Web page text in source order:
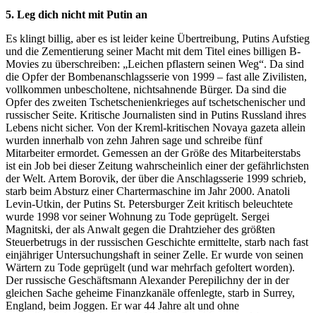
5. Leg dich nicht mit Putin an
Es klingt billig, aber es ist leider keine Übertreibung, Putins Aufstieg
und die Zementierung seiner Macht mit dem Titel eines billigen B-
Movies zu überschreiben: „Leichen pflastern seinen Weg“. Da sind
die Opfer der Bombenanschlagsserie von 1999 – fast alle Zivilisten,
vollkommen unbescholtene, nichtsahnende Bürger. Da sind die
Opfer des zweiten Tschetschenienkrieges auf tschetschenischer und
russischer Seite. Kritische Journalisten sind in Putins Russland ihres
Lebens nicht sicher. Von der Kreml-kritischen Novaya gazeta allein
wurden innerhalb von zehn Jahren sage und schreibe fünf
Mitarbeiter ermordet. Gemessen an der Größe des Mitarbeiterstabs
ist ein Job bei dieser Zeitung wahrscheinlich einer der gefährlichsten
der Welt. Artem Borovik, der über die Anschlagsserie 1999 schrieb,
starb beim Absturz einer Chartermaschine im Jahr 2000. Anatoli
Levin-Utkin, der Putins St. Petersburger Zeit kritisch beleuchtete
wurde 1998 vor seiner Wohnung zu Tode geprügelt. Sergei
Magnitski, der als Anwalt gegen die Drahtzieher des größten
Steuerbetrugs in der russischen Geschichte ermittelte, starb nach fast
einjähriger Untersuchungshaft in seiner Zelle. Er wurde von seinen
Wärtern zu Tode geprügelt (und war mehrfach gefoltert worden).
Der russische Geschäftsmann Alexander Perepilichny der in der
gleichen Sache geheime Finanzkanäle offenlegte, starb in Surrey,
England, beim Joggen. Er war 44 Jahre alt und ohne